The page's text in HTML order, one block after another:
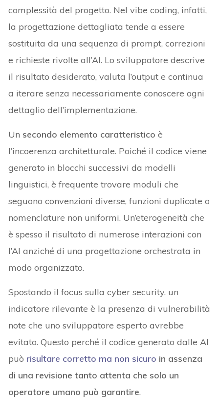
complessità del progetto. Nel vibe coding, infatti,
la progettazione dettagliata tende a essere
sostituita da una sequenza di prompt, correzioni
e richieste rivolte all’AI. Lo sviluppatore descrive
il risultato desiderato, valuta l’output e continua
a iterare senza necessariamente conoscere ogni
dettaglio dell’implementazione.
Un secondo elemento caratteristico è
l’incoerenza architetturale. Poiché il codice viene
generato in blocchi successivi da modelli
linguistici, è frequente trovare moduli che
seguono convenzioni diverse, funzioni duplicate o
nomenclature non uniformi. Un’eterogeneità che
è spesso il risultato di numerose interazioni con
l’AI anziché di una progettazione orchestrata in
modo organizzato.
Spostando il focus sulla cyber security, un
indicatore rilevante è la presenza di vulnerabilità
note che uno sviluppatore esperto avrebbe
evitato. Questo perché il codice generato dalle AI
può risultare corretto ma non sicuro in assenza
di una revisione tanto attenta che solo un
operatore umano può garantire.